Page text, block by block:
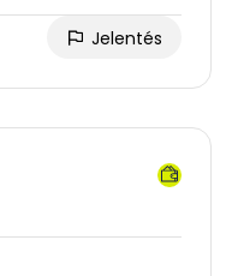
Jelentés